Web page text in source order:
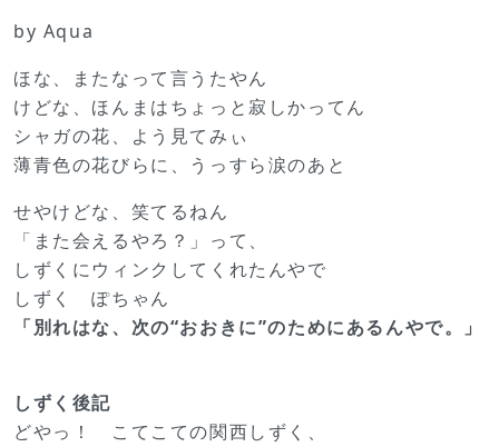
by Aqua
ほな、またなって言うたやん
けどな、ほんまはちょっと寂しかってん
シャガの花、よう見てみぃ
薄青色の花びらに、うっすら涙のあと
せやけどな、笑てるねん
「また会えるやろ？」って、
しずくにウィンクしてくれたんやで
しずく ぽちゃん
「別れはな、次の“おおきに”のためにあるんやで。」
しずく後記
どやっ！ こてこての関西しずく、